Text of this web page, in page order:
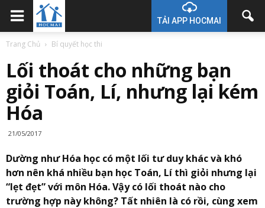
TẢI APP HOCMAI
Trang Chủ Bí quyết học thi
Lối thoát cho những bạn
giỏi Toán, Lí, nhưng lại kém
Hóa
21/05/2017
Dường như Hóa học có một lối tư duy khác và khó
hơn nên khá nhiều bạn học Toán, Lí thì giỏi nhưng lại
“lẹt đẹt” với môn Hóa. Vậy có lối thoát nào cho
trường hợp này không? Tất nhiên là có rồi, cùng xem